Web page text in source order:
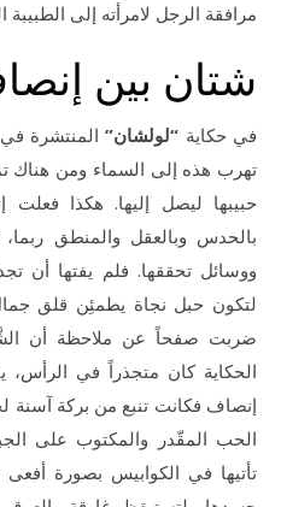
مرافقة الرجل لامرأته إلى الطبيبة
شتان بين
في حكاية “لولشان”المنتشرة
تهرب هذه إلى السماء ومن هناك
حبيبها ليصل إليها. هكذا فعلت
بالحدس وبالعقل والمنطق ربما،
ووسائل تحققها. فلم يفتها أن
لتكون حبل نجاة يطمئِن قلق جمال
ضربت صفحاً عن ملاحظة أن
الحكاية كان متجذراً في
إنصاف فكانت تنبع من بركة آسنة
الحب المقّدر والمكتوب على
تأتيها في الكوابيس بصورة